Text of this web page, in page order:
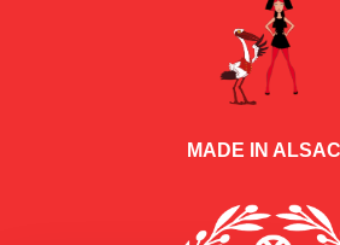
MADE IN